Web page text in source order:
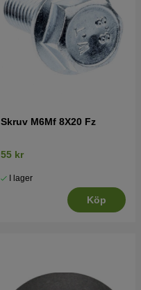
Skruv M6Mf 8X20 Fz
55 kr
I lager
Köp